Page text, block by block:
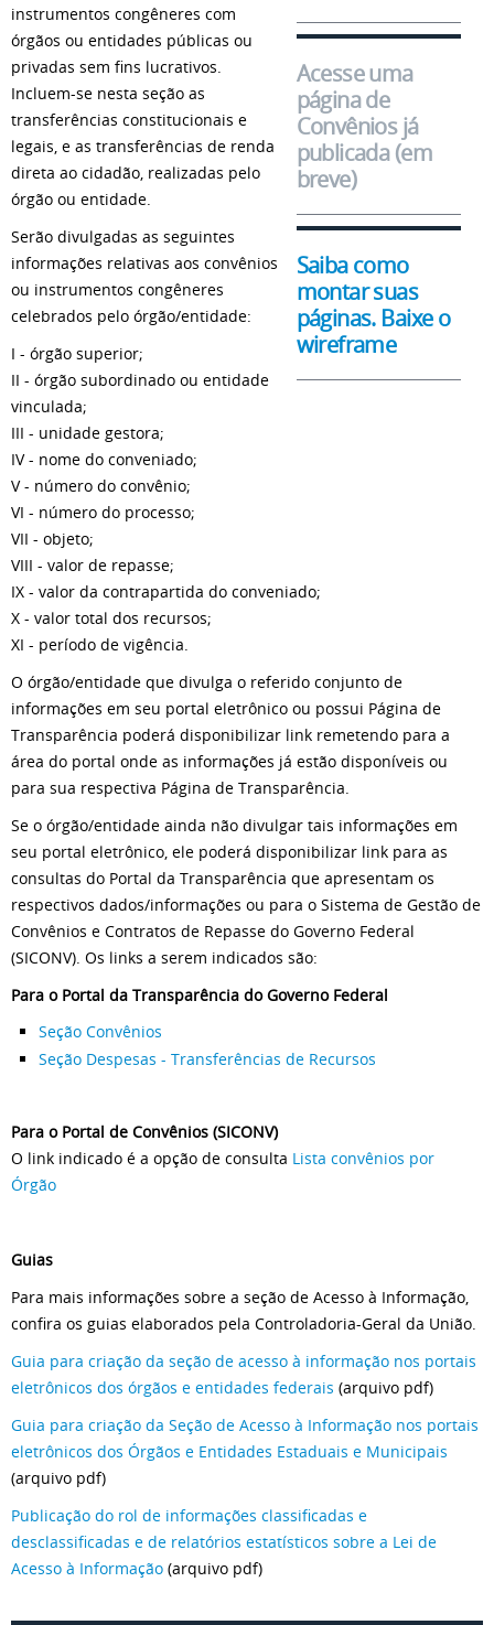
Acesse uma
página de
Convênios já
publicada (em
breve)
Saiba como
montar suas
páginas. Baixe o
wireframe
instrumentos congêneres com
órgãos ou entidades públicas ou
privadas sem fins lucrativos.
Incluem-se nesta seção as
transferências constitucionais e
legais, e as transferências de renda
direta ao cidadão, realizadas pelo
órgão ou entidade.
Serão divulgadas as seguintes
informações relativas aos convênios
ou instrumentos congêneres
celebrados pelo órgão/entidade:
I - órgão superior;
II - órgão subordinado ou entidade
vinculada;
III - unidade gestora;
IV - nome do conveniado;
V - número do convênio;
VI - número do processo;
VII - objeto;
VIII - valor de repasse;
IX - valor da contrapartida do conveniado;
X - valor total dos recursos;
XI - período de vigência.
O órgão/entidade que divulga o referido conjunto de
informações em seu portal eletrônico ou possui Página de
Transparência poderá disponibilizar link remetendo para a
área do portal onde as informações já estão disponíveis ou
para sua respectiva Página de Transparência.
Se o órgão/entidade ainda não divulgar tais informações em
seu portal eletrônico, ele poderá disponibilizar link para as
consultas do Portal da Transparência que apresentam os
respectivos dados/informações ou para o Sistema de Gestão de
Convênios e Contratos de Repasse do Governo Federal
(SICONV). Os links a serem indicados são:
Para o Portal da Transparência do Governo Federal
Seção Convênios
Seção Despesas - Transferências de Recursos
Para o Portal de Convênios (SICONV)
O link indicado é a opção de consulta Lista convênios por
Órgão
Guias
Para mais informações sobre a seção de Acesso à Informação,
confira os guias elaborados pela Controladoria-Geral da União.
Guia para criação da seção de acesso à informação nos portais
eletrônicos dos órgãos e entidades federais (arquivo pdf)
Guia para criação da Seção de Acesso à Informação nos portais
eletrônicos dos Órgãos e Entidades Estaduais e Municipais
(arquivo pdf)
Publicação do rol de informações classificadas e
desclassificadas e de relatórios estatísticos sobre a Lei de
Acesso à Informação (arquivo pdf)